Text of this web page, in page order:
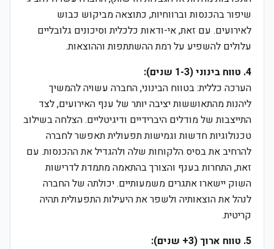
שיפור בהכנסות וברווחיות, כתוצאה מביקוש כבוש
לאירועים. עם זאת, אי-ודאות כלכלית וסיכונים גלובליים
עלולים להשפיע על רמת ההשתתפות וההוצאות.
4. טווח בינוני (1-3 שנים):
הערכה כללית: בטווח הבינוני, החברה עשויה להמשיך
ליהנות מהתאוששות יציבה יותר של ענף האירועים, לצד
התייצבות של מודלים היברידיים ודיגיטליים. הצלחה בשילוב
טכנולוגיות חדשות וגמישות תפעולית תאפשר לחברה
להרחיב את בסיס הלקוחות שלה ולהגדיל את ההכנסות. עם
זאת, התחרות בענף והצורך בהתאמה מתמדת לדרישות
השוק יישארו אתגרים משמעותיים. יכולתה של החברה
לנהל את הוצאותיה ולשפר את היעילות התפעולית תהיה
קריטית.
5. טווח ארוך (3+ שנים):